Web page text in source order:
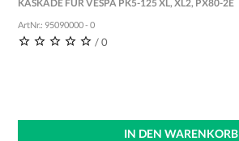
KASKADE FÜR VESPA PK5-125 XL, XL2, PX80-2E
ArtNr.: 95090000 - 0
/ 0
IN DEN WARENKORB